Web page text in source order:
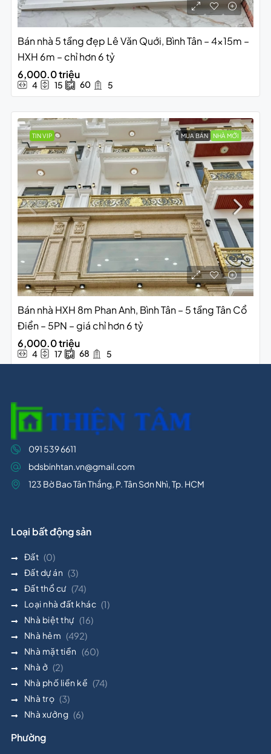
Bán nhà 5 tầng đẹp Lê Văn Quới, Bình Tân – 4x15m –
HXH 6m – chỉ hơn 6 tỷ
6,000.0 triệu
4 15 60 5
TIN VIP MUA BÁN NHÀ MỚI
Bán nhà HXH 8m Phan Anh, Bình Tân – 5 tầng Tân Cổ
Điển – 5PN – giá chỉ hơn 6 tỷ
6,000.0 triệu
4 17 68 5
091 539 6611
bdsbinhtan.vn@gmail.com
123 Bờ Bao Tân Thắng, P. Tân Sơn Nhì, Tp. HCM
Loại bất động sản
Đất (0)
Đất dự án (3)
Đất thổ cư (74)
Loại nhà đất khác (1)
Nhà biệt thự (16)
Nhà hẻm (492)
Nhà mặt tiền (60)
Nhà ở (2)
Nhà phố liền kề (74)
Nhà trọ (3)
Nhà xưởng (6)
Phường